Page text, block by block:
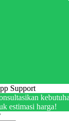
estimasi harga!